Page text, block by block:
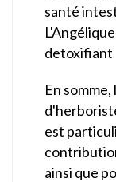
santé
detoxifiant
En
est
ainsi que